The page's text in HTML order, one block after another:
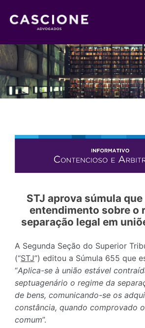
STJ aprova súmula
entendimento sobre o
separação legal em
A Segunda Seção do Superior
(“STJ”) editou a Súmula 655 que
“Aplica-se à união estável
septuagenário o regime da
de bens, comunicando-se os
constância, quando comprovado
comum”.